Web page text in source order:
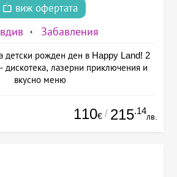
виж офертата
Забавления
детски рожден ден в Happy Land! 2
дискотека, лазерни приключения и
вкусно меню
110€ / 215.14
лв.